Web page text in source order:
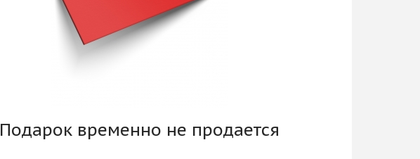
Подарок временно не продается